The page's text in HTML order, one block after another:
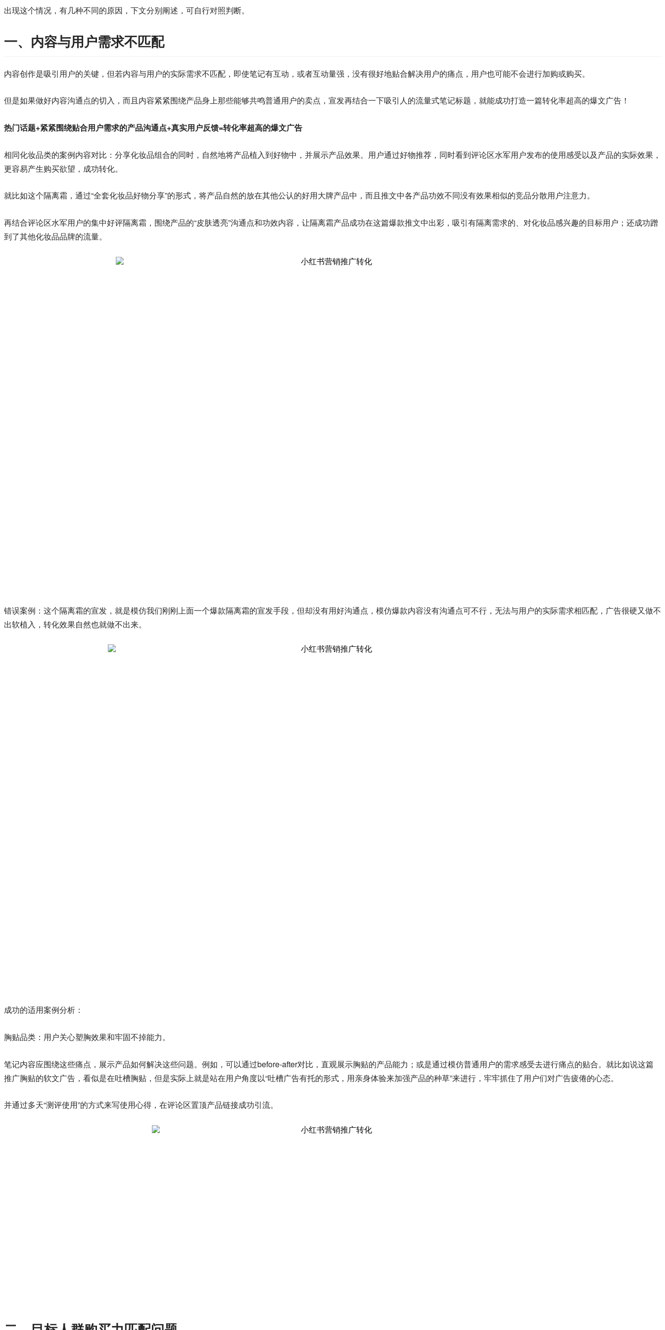
出现这个情况，有几种不同的原因，下文分别阐述，可自行对照判断。
一、内容与用户需求不匹配
内容创作是吸引用户的关键，但若内容与用户的实际需求不匹配，即使笔记有互动，或者互动量强，没有很好地贴合解决用户的痛点，用户也可能不会进行加购或购买。
但是如果做好内容沟通点的切入，而且内容紧紧围绕产品身上那些能够共鸣普通用户的卖点，宣发再结合一下吸引人的流量式笔记标题，就能成功打造一篇转化率超高的爆文广告！
热门话题+紧紧围绕贴合用户需求的产品沟通点+真实用户反馈=转化率超高的爆文广告
相同化妆品类的案例内容对比：分享化妆品组合的同时，自然地将产品植入到好物中，并展示产品效果。用户通过好物推荐，同时看到评论区水军用户发布的使用感受以及产品的实际效果，
更容易产生购买欲望，成功转化。
就比如这个隔离霜，通过“全套化妆品好物分享”的形式，将产品自然的放在其他公认的好用大牌产品中，而且推文中各产品功效不同没有效果相似的竞品分散用户注意力。
再结合评论区水军用户的集中好评隔离霜，围绕产品的“皮肤透亮”沟通点和功效内容，让隔离霜产品成功在这篇爆款推文中出彩，吸引有隔离需求的、对化妆品感兴趣的目标用户；还成功蹭
到了其他化妆品品牌的流量。
错误案例：这个隔离霜的宣发，就是模仿我们刚刚上面一个爆款隔离霜的宣发手段，但却没有用好沟通点，模仿爆款内容没有沟通点可不行，无法与用户的实际需求相匹配，广告很硬又做不
出软植入，转化效果自然也就做不出来。
成功的适用案例分析：
胸贴品类：用户关心塑胸效果和牢固不掉能力。
笔记内容应围绕这些痛点，展示产品如何解决这些问题。例如，可以通过before-after对比，直观展示胸贴的产品能力；或是通过模仿普通用户的需求感受去进行痛点的贴合。就比如说这篇
推广胸贴的软文广告，看似是在吐槽胸贴，但是实际上就是站在用户角度以“吐槽广告有托的形式，用亲身体验来加强产品的种草”来进行，牢牢抓住了用户们对广告疲倦的心态。
并通过多天“测评使用”的方式来写使用心得，在评论区置顶产品链接成功引流。